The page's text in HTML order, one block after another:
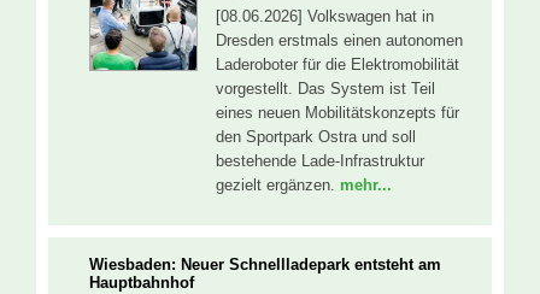
[08.06.2026] Volkswagen hat in
Dresden erstmals einen autonomen
Laderoboter für die Elektromobilität
vorgestellt. Das System ist Teil
eines neuen Mobilitätskonzepts für
den Sportpark Ostra und soll
bestehende Lade-Infrastruktur
gezielt ergänzen. mehr...
Wiesbaden: Neuer Schnellladepark entsteht am
Hauptbahnhof